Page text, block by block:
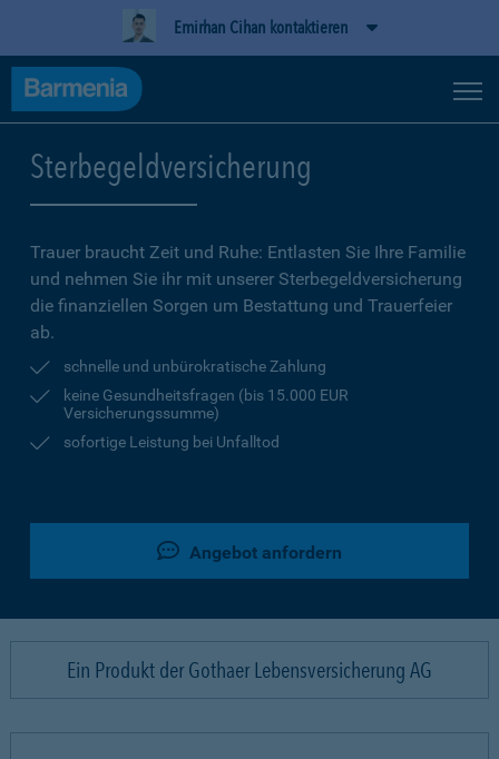
Emirhan Cihan kontaktieren
Sterbegeldversicherung
Trauer braucht Zeit und Ruhe: Entlasten Sie Ihre Familie
und nehmen Sie ihr mit unserer Sterbegeldversicherung
die finanziellen Sorgen um Bestattung und Trauerfeier
ab.
schnelle und unbürokratische Zahlung
keine Gesundheitsfragen (bis 15.000 EUR
Versicherungssumme)
sofortige Leistung bei Unfalltod
Angebot anfordern
Ein Produkt der Gothaer Lebensversicherung AG